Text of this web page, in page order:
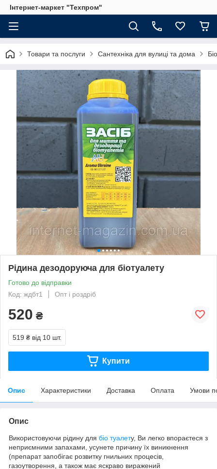
Інтернет-маркет "Техпром"
Товари та послуги Сантехніка для вулиці та дома
Рідина дезодоруюча для біотуалету
Готово до відправки
Код: ждбт1
Опт і роздріб
520 ₴
519 ₴ від 10 шт.
Купити
Опис Характеристики Доставка Оплата Умови
Опис
Використовуючи рідину для біо туалету, Ви легко впораєтеся з
неприємними запахами, усунете причину їх виникнення
(препарат запобігає розвитку гнильних процесів,
газоутворення, а також має яскраво виражений